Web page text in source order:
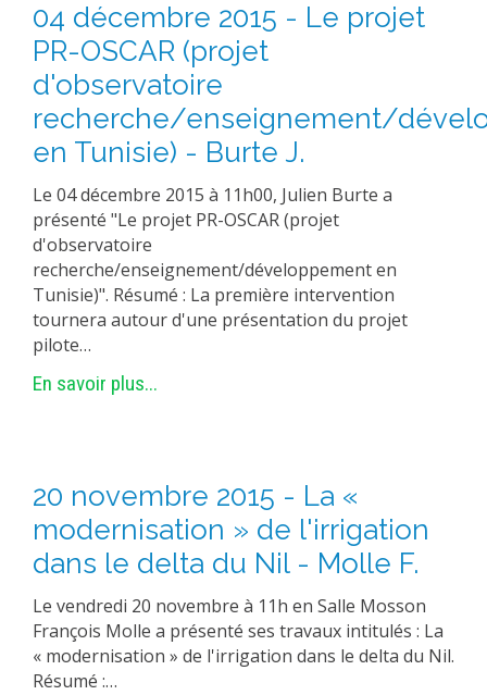
04 décembre 2015 - Le projet
PR-OSCAR (projet
d'observatoire
recherche/enseignement/
en Tunisie) - Burte J.
Le 04 décembre 2015 à 11h00, Julien Burte a
présenté "Le projet PR-OSCAR (projet
d'observatoire
recherche/enseignement/développement en
Tunisie)". Résumé : La première intervention
tournera autour d'une présentation du projet
pilote…
En savoir plus...
20 novembre 2015 - La «
modernisation » de l'irrigation
dans le delta du Nil - Molle F.
Le vendredi 20 novembre à 11h en Salle Mosson
François Molle a présenté ses travaux intitulés : La
« modernisation » de l'irrigation dans le delta du Nil.
Résumé :…